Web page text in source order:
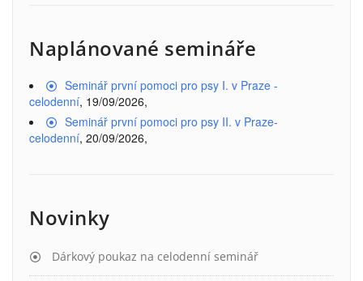
Naplánované semináře
Seminář první pomoci pro psy I. v Praze -
celodenní, 19/09/2026,
Seminář první pomoci pro psy II. v Praze-
celodenní, 20/09/2026,
Novinky
Dárkový poukaz na celodenní seminář